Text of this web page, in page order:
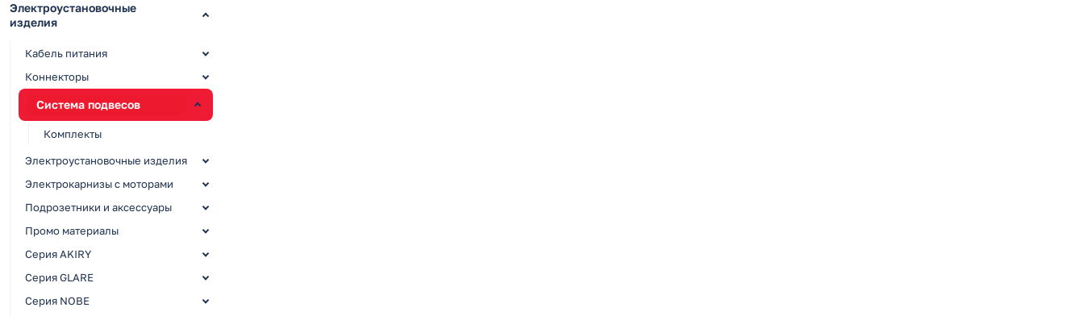
Электроустановочные
изделия
Кабель питания
Коннекторы
Система подвесов
Комплекты
Электроустановочные изделия
Электрокарнизы с моторами
Подрозетники и аксессуары
Промо материалы
Серия AKIRY
Серия GLARE
Серия NOBE